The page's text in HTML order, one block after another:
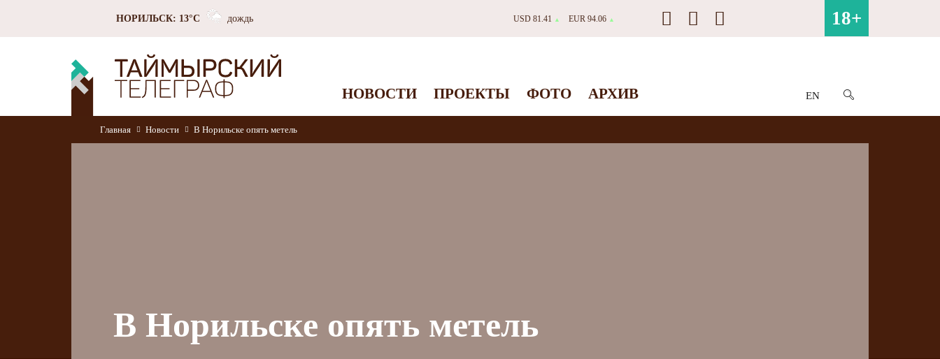
НОРИЛЬСК: 13°C дождь USD 81.41 ▲ EUR 94.06 ▲ 18+
НОВОСТИ ПРОЕКТЫ ФОТО АРХИВ EN
Главная Новости В Норильске опять метель
В Норильске опять метель